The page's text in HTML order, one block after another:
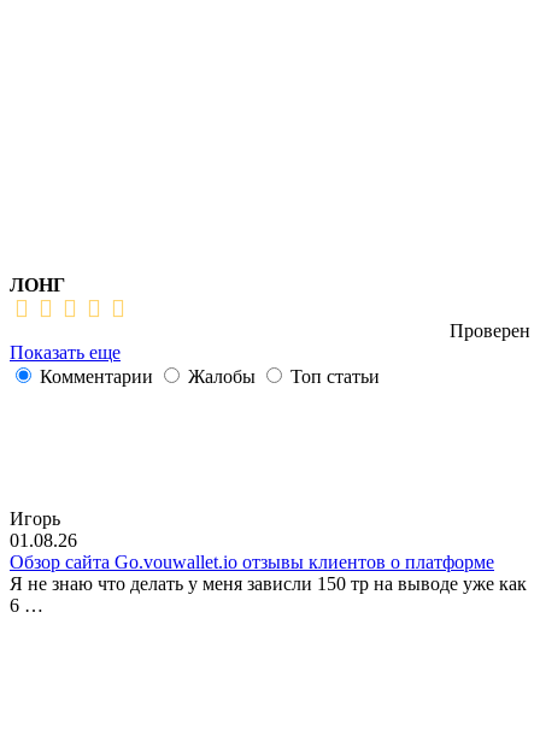
ЛОНГ
Проверен
Показать еще
Комментарии
Жалобы Топ статьи
Игорь
01.08.26
Обзор сайта Go.vouwallet.io отзывы клиентов о платформе
Я не знаю что делать у меня зависли 150 тр на выводе уже как
6 …